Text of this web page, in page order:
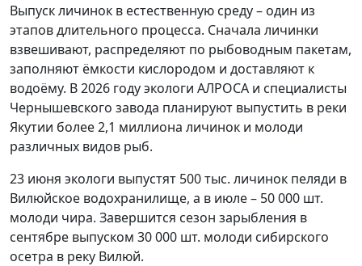
Выпуск личинок в естественную среду – один из
этапов длительного процесса. Сначала личинки
взвешивают, распределяют по рыбоводным пакетам,
заполняют ёмкости кислородом и доставляют к
водоёму. В 2026 году экологи АЛРОСА и специалисты
Чернышевского завода планируют выпустить в реки
Якутии более 2,1 миллиона личинок и молоди
различных видов рыб.
23 июня экологи выпустят 500 тыс. личинок пеляди в
Вилюйское водохранилище, а в июле – 50 000 шт.
молоди чира. Завершится сезон зарыбления в
сентябре выпуском 30 000 шт. молоди сибирского
осетра в реку Вилюй.